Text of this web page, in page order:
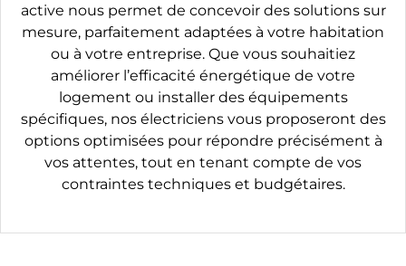
active nous permet de concevoir des solutions sur
mesure, parfaitement adaptées à votre habitation
ou à votre entreprise. Que vous souhaitiez
améliorer l’efficacité énergétique de votre
logement ou installer des équipements
spécifiques, nos électriciens vous proposeront des
options optimisées pour répondre précisément à
vos attentes, tout en tenant compte de vos
contraintes techniques et budgétaires.